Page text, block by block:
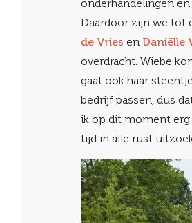
onderhandelingen
Daardoor zijn we tot
de Vries en Daniëlle
overdracht. Wiebe
gaat ook haar
bedrijf passen, dus
ik op dit moment erg
tijd in alle rust